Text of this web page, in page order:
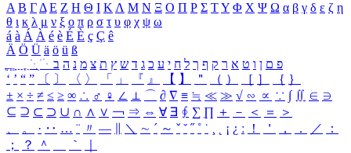
Α Β ΓΔ Ε Ζ Η Θ Ι ΚΛ Μ Ν Ξ Ο Π Ρ Σ ΤΥ Φ Χ Ψ Ω α β γ δ ε ζ η
θ ι κ λ μ ν ξ ο π ρ σ τ υ φ χ ψ ω
á à Á À é è É È ç Ç ê
Ä Ö Ü ä ö ü ß
ִֶֹ ֻּ ׁׂ פ ם ן ו ט א ר ק ף ך ל ח י ע כ ג ד ש ץ ת צ מ נ ה ב
‘ ’ “ ” 〔 〕 〈 〉 「 」 『 』 【 】 ＂ （ ） ［ ］ ｛ ｝
± × ÷ ≠ ≤ ≥ ∞ ∴ ♂ ♀ ∠ ⊥ ⌒ ∂ ∇ ≡ ≒ ≪ ≫ √ ∽ ∝ ∵ ∫ ∬ ∈ ∋
⊆ ⊇ ⊂ ⊃ ∪ ∩ ∧ ∨ ￢ ⇒ ⇔ ∀ ∃ ∮ ∑ ∏ ＋ － ＜ ＝
＞
、
。 · ‥ … ¨ 〃 ― ＼ ∼ ´ ～ ˇ ˘ ˝ ˚ ˙ ¸ ¡ ¿ ː ！ ＇ ， ． ／
：
；
？ ＾ ｀